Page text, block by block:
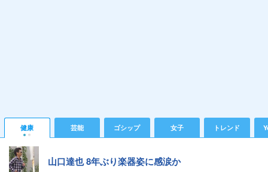
健康 芸能 ゴシップ 女子 トレンド
山口達也 8年ぶり楽器姿に感涙か